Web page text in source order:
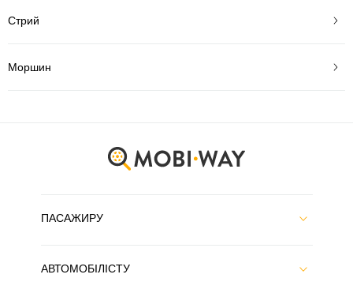
Стрий
Моршин
ПАСАЖИРУ
АВТОМОБІЛІСТУ